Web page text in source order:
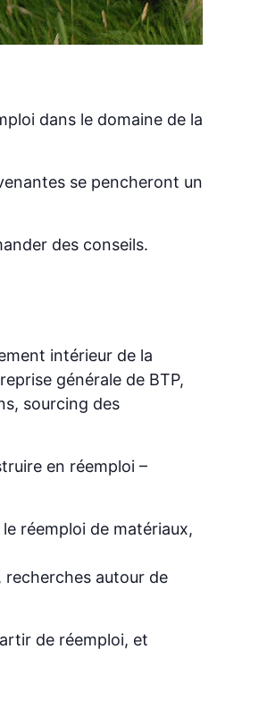
dans le domaine de la
se pencheront un
des conseils.
intérieur de la
générale de BTP,
sourcing des
en réemploi –
réemploi de matériaux,
recherches autour de
de réemploi, et